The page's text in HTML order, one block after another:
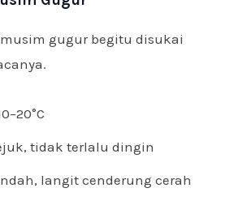
gugur begitu disukai
tidak terlalu dingin
langit cenderung cerah